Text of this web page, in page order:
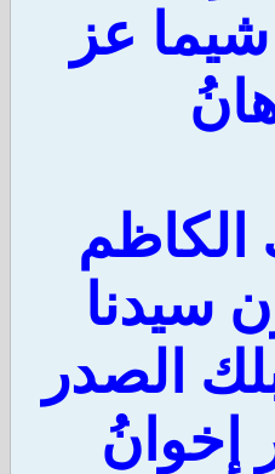
عز
الكاظم
سيدنا
الصدر
إخوانُ